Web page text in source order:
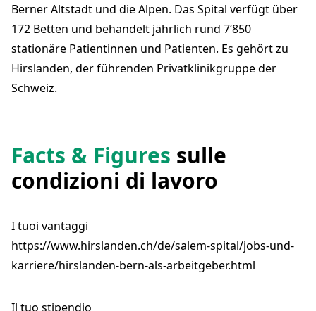
Berner Altstadt und die Alpen. Das Spital verfügt über
172 Betten und behandelt jährlich rund 7‘850
stationäre Patientinnen und Patienten. Es gehört zu
Hirslanden, der führenden Privatklinikgruppe der
Schweiz.
Facts & Figures sulle
condizioni di lavoro
I tuoi vantaggi
https://www.hirslanden.ch/de/salem-spital/jobs-und-
karriere/hirslanden-bern-als-arbeitgeber.html
Il tuo stipendio